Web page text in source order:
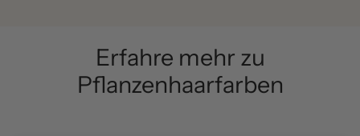
Erfahre mehr zu
Pflanzenhaarfarben